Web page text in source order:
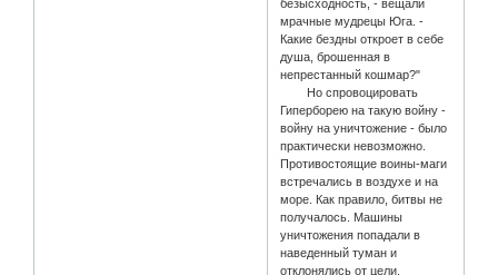
безысходность, - вещали
мрачные мудрецы Юга. -
Какие бездны откроет в себе
душа, брошенная в
непрестанный кошмар?"
Но спровоцировать
Гиперборею на такую войну -
войну на уничтожение - было
практически невозможно.
Противостоящие воины-маги
встречались в воздухе и на
море. Как правило, битвы не
получалось. Машины
уничтожения попадали в
наведенный туман и
отклонялись от цели.